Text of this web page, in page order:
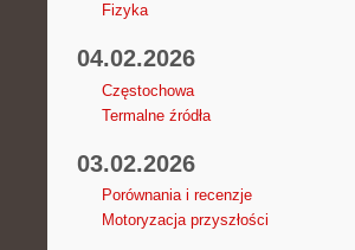
Fizyka
04.02.2026
Częstochowa
Termalne źródła
03.02.2026
Porównania i recenzje
Motoryzacja przyszłości